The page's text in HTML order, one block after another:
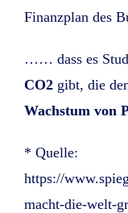
Finanzplan des
…… dass es
CO2 gibt, die
Wachstum von
* Quelle:
https://
macht-die-welt-